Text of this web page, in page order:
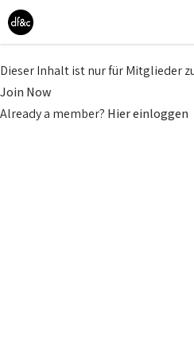
Dieser Inhalt ist nur für Mitglieder
Join Now
Already a member? Hier einloggen